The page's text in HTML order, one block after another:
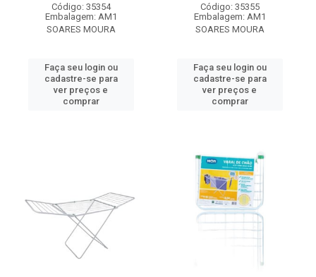
Código: 35354
Embalagem: AM1
SOARES MOURA
Faça seu login ou
cadastre-se para
ver preços e
comprar
Código: 35355
Embalagem: AM1
SOARES MOURA
Faça seu login ou
cadastre-se para
ver preços e
comprar